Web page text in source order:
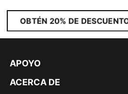
OBTÉN 20% DE
APOYO
ACERCA DE